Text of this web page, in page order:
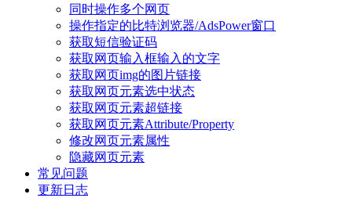
同时操作多个网页
操作指定的比特浏览器/AdsPower窗口
获取短信验证码
获取网页输入框输入的文字
获取网页img的图片链接
获取网页元素选中状态
获取网页元素超链接
获取网页元素Attribute/Property
修改网页元素属性
隐藏网页元素
常见问题
更新日志